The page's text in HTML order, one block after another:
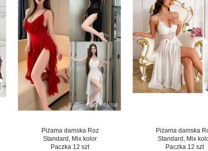
Piżama damska Roz
Standard, Mix kolor
Paczka 12 szt
Piżama damska
Standard, Mix
Paczka 12 szt